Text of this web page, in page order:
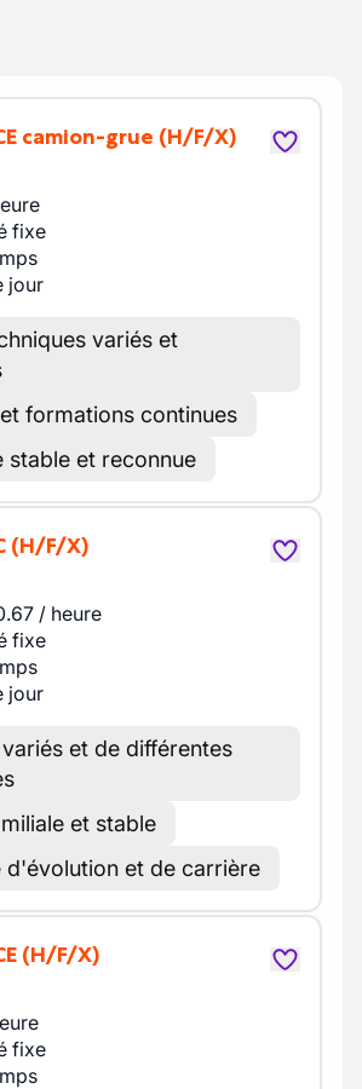
camion-grue (H/F/X)
fixe
jour
variés et
formations continues
stable et reconnue
(H/F/X)
/ heure
fixe
jour
et de différentes
et stable
d'évolution et de carrière
(H/F/X)
fixe